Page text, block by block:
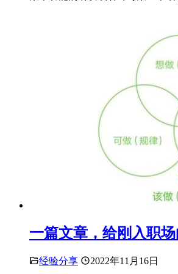
一篇文章，给刚入职
经验分享 2022年11月16日